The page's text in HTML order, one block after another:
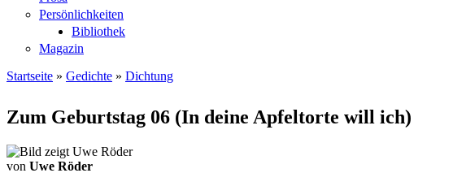
Persönlichkeiten
Bibliothek
Magazin
Startseite » Gedichte » Dichtung
Zum Geburtstag 06 (In deine Apfeltorte will ich)
von Uwe Röder